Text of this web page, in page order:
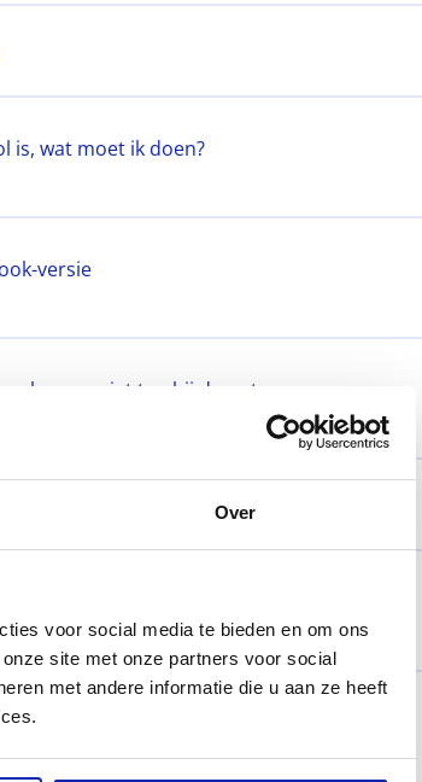
Over
voor social media te bieden en om ons
site met onze partners voor social
met andere informatie die u aan ze heeft
is, wat moet ik doen?
versie
komen niet toe bij de ontvanger
maken van mijn shared hosting?